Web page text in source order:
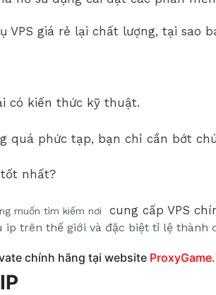
VPS giá rẻ lại chất lượng, tại sao
có kiến thức kỹ thuật.
quá phức tạp, bạn chỉ cần bớt
tốt nhất?
muốn tìm kiếm nơi cung cấp VPS
ip trên thế giới và đặc biệt tỉ lệ thành
chính hãng tại website